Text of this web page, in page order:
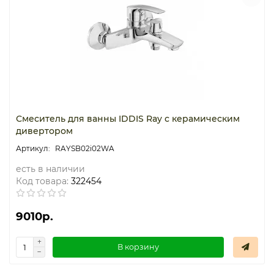
Смеситель для ванны IDDIS Ray с керамическим
дивертором
RAYSB02i02WA
есть в наличии
Код товара: 322454
9010р.
В корзину